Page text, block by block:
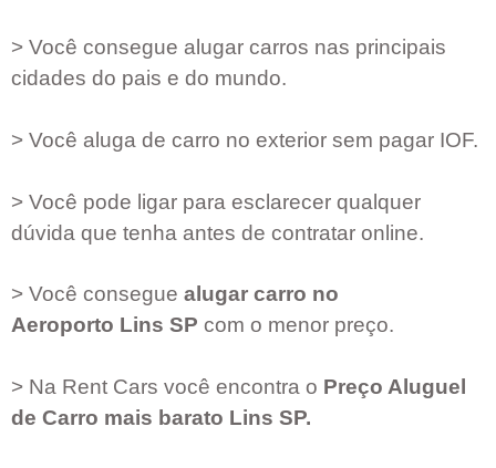
> Você consegue alugar carros nas principais
cidades do pais e do mundo.
> Você aluga de carro no exterior sem pagar IOF.
> Você pode ligar para esclarecer qualquer
dúvida que tenha antes de contratar online.
> Você consegue alugar carro no
Aeroporto Lins SP com o menor preço.
> Na Rent Cars você encontra o Preço Aluguel
de Carro mais barato Lins SP.